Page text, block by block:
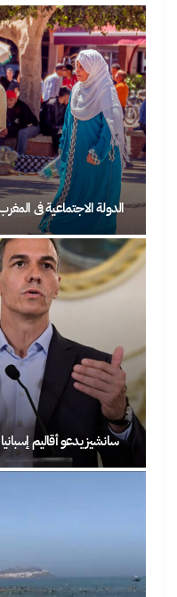
الدولة الاجتماعية في
سانشيز يدعو أقاليم